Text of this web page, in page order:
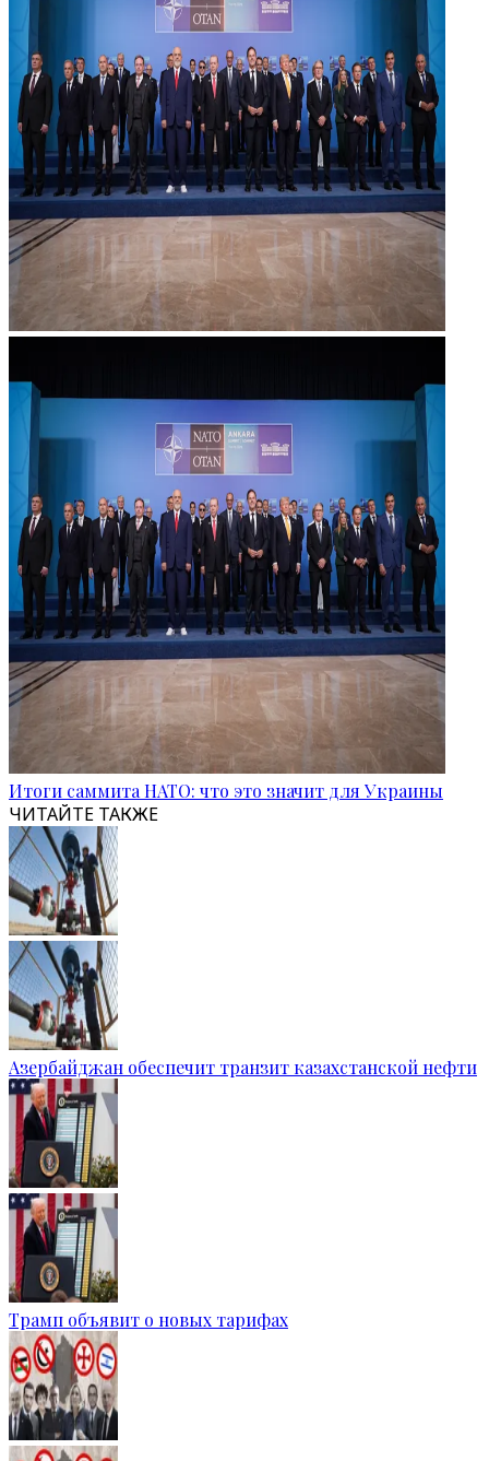
Итоги саммита НАТО: что это значит для Украины
ЧИТАЙТЕ ТАКЖЕ
Азербайджан обеспечит транзит казахстанской нефти
Трамп объявит о новых тарифах